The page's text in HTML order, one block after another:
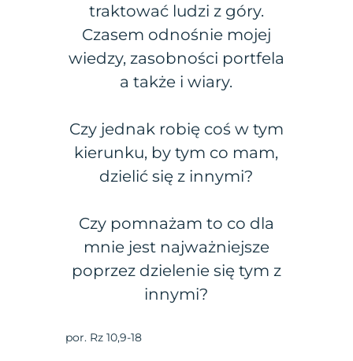
traktować ludzi z góry.
Czasem odnośnie mojej
wiedzy, zasobności portfela
a także i wiary.
Czy jednak robię coś w tym
kierunku, by tym co mam,
dzielić się z innymi?
Czy pomnażam to co dla
mnie jest najważniejsze
poprzez dzielenie się tym z
innymi?
por. Rz 10,9-18